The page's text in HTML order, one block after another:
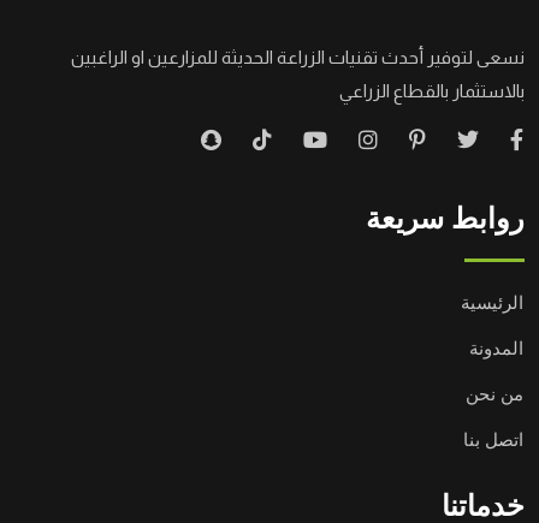
نسعى لتوفير أحدث تقنيات الزراعة الحديثة للمزارعين او الراغبين
بالاستثمار بالقطاع الزراعي
روابط سريعة
الرئيسية
المدونة
من نحن
اتصل بنا
خدماتنا